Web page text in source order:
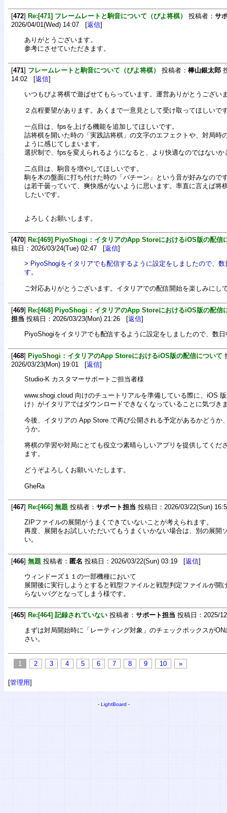
[472] Re:[471] フレームレートと駒音について（ぴよ将棋） 投稿者： サ
2026/04/01(Wed) 14:07 [返信]
ありがとうございます。
参考にさせていただきます。
[471] フレームレートと駒音について（ぴよ将棋） 投稿者： 棒山銀太郎
14:02 [返信]
いつもぴよ将棋で遊ばせてもらっています。運営ありがとうござい
２点程要望があります。あくまで一意見として受け取ってほしいで
一点目は、fpsを上げる機能を追加してほしいです。
詰将棋を開いた時の「実践詰将棋」の文字のエフェクトや、対局時
ように感じてしまいます。
選択制で、fpsを変えられるようになると、より快適なのではないか
二点目は、駒音を増やしてほしいです。
駒を木の盤面に打ち付けた時の「パチーン」という音が好みなので
は若干曇っていて、爽快感がないように思います。率直に言えば将
したいです。
よろしくお願いします。
[470] Re:[469] PiyoShogi：イタリアのApp StoreにおけるiOS版の配信
稿日：2026/03/24(Tue) 02:47 [返信]
> PiyoShogiをイタリアでも配信するように設定をしましたので、
す。
ご対応ありがとうございます。イタリアでの配信開始を楽しみにし
[469] Re:[468] PiyoShogi：イタリアのApp StoreにおけるiOS版の配信
担当 投稿日：2026/03/23(Mon) 21:26 [返信]
PiyoShogiをイタリアでも配信するように設定をしましたので、数
[468] PiyoShogi：イタリアのApp StoreにおけるiOS版の配信について
2026/03/23(Mon) 19:01 [返信]
Studio-K カスタマーサポートご担当者様
www.shogi.cloud 向けのチュートリアルを準備している際に、iOS
け）がイタリアではダウンロードできなくなっていることに気づき
今後、イタリアの App Store で再び公開される予定があるかどうか
うか。
将棋の学習や対局にとても役立つ素晴らしいアプリを提供してくだ
ます。
どうぞよろしくお願いいたします。
GheRa
[467] Re:[466] 無題 投稿者： サポート担当 投稿日：2026/03/22(Sun)
ZIPファイルの展開がうまくできていないことが考えられます。
再度、展開をお試しいただいてもうまくいかない場合は、別の展開
い。
[466] 無題 投稿者： 匿名 投稿日：2026/03/22(Sun) 03:19 [返信]
ウィンドーズ１１の一部機種において
展開後に実行しようとすると戦型ファイルと戦型判定ファイルが開
らないバグとなってしまう様です。
[465] Re:[464] 記録されていない 投稿者： サポート担当 投稿日：2025/
まずは対局開始時に「レーティング対象」のチェックボックスが
さい。
1 2 3 4 5 6 7 8 9 10 »
[管理用]
- LightBoard -